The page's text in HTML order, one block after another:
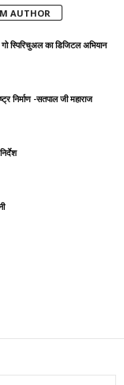
AUTHOR
स्पिरिचुअल का डिजिटल अभियान
निर्माण -सतपाल जी महाराज